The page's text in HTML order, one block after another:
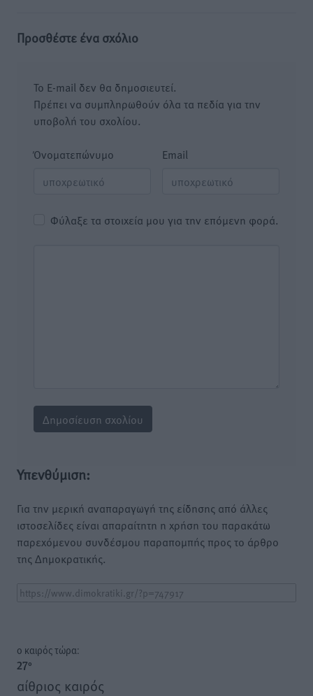
Προσθέστε ένα σχόλιο
Το E-mail δεν θα δημοσιευτεί.
Πρέπει να συμπληρωθούν όλα τα πεδία για την
υποβολή του σχολίου.
Όνοματεπώνυμο Email
Φύλαξε τα στοιχεία μου για την επόμενη φορά.
Υπενθύμιση:
Για την μερική αναπαραγωγή της είδησης από άλλες
ιστοσελίδες είναι απαραίτητη η χρήση του παρακάτω
παρεχόμενου συνδέσμου παραπομπής προς το άρθρο
της Δημοκρατικής.
o καιρός τώρα:
27°
αίθριος καιρός